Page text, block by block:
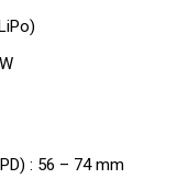
: 56 – 74 mm